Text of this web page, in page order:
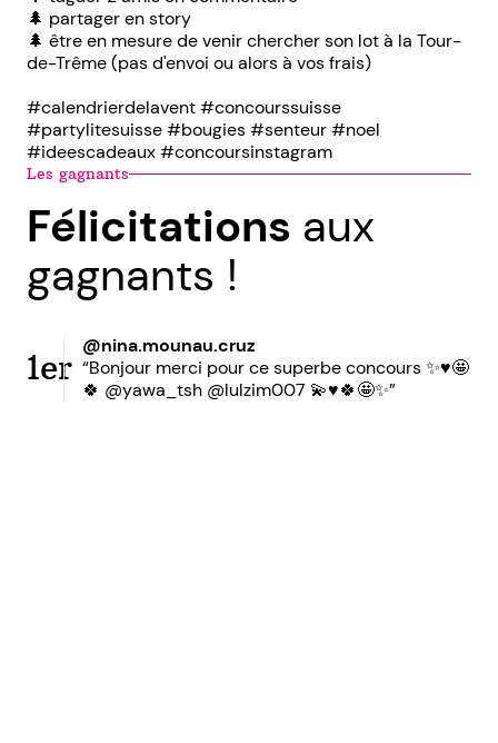
🌲 partager en story
🌲 être en mesure de venir chercher son lot à la Tour-
de-Trême (pas d'envoi ou alors à vos frais)
#calendrierdelavent #concourssuisse
#partylitesuisse #bougies #senteur #noel
#ideescadeaux #concoursinstagram
Les gagnants
Félicitations aux
gagnants !
1er
@nina.mounau.cruz
“Bonjour merci pour ce superbe concours ✨♥️🤩
🍀 @yawa_tsh @lulzim007 💫♥️🍀🤩✨”